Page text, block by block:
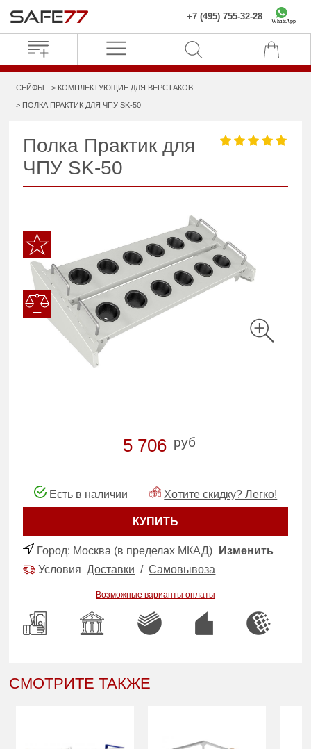
+7 (495) 755-32-28 WhatsApp
СЕЙФЫ КОМПЛЕКТУЮЩИЕ ДЛЯ ВЕРСТАКОВ
ПОЛКА ПРАКТИК ДЛЯ ЧПУ SK-50
Полка Практик для
ЧПУ SK-50
5 706 руб
Есть в наличии Хотите скидку? Легко!
КУПИТЬ
Город: Москва (в пределах МКАД)
Изменить
УсловияДоставки /Самовывоза
Возможные варианты оплаты
СМОТРИТЕ ТАКЖЕ